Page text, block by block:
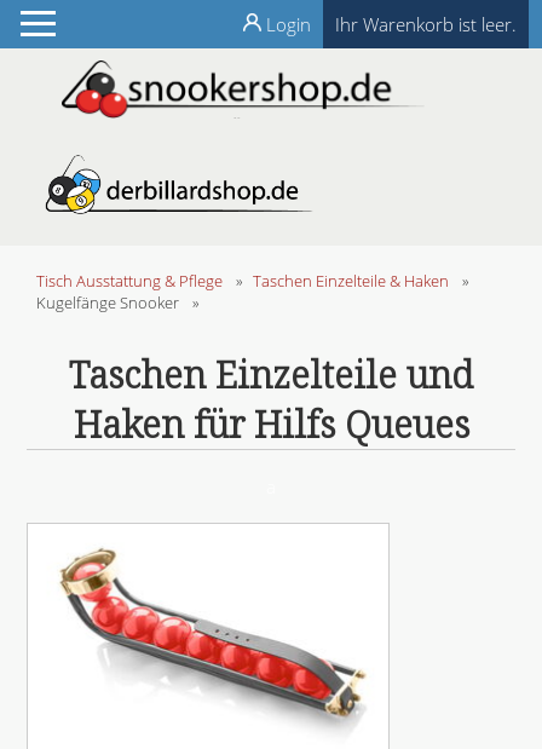
Ihr Warenkorb ist leer.
Login
Tisch Ausstattung & Pflege » Taschen Einzelteile & Haken
»
Kugelfänge Snooker
»
Taschen Einzelteile und
Haken für Hilfs Queues